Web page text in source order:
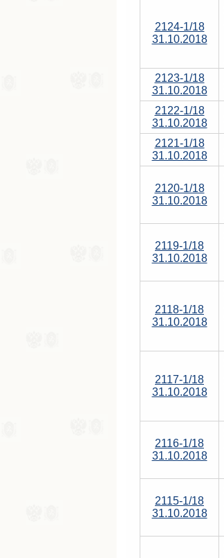
2124-1/18
31.10.2018
2123-1/18
31.10.2018
2122-1/18
31.10.2018
2121-1/18
31.10.2018
2120-1/18
31.10.2018
2119-1/18
31.10.2018
2118-1/18
31.10.2018
2117-1/18
31.10.2018
2116-1/18
31.10.2018
2115-1/18
31.10.2018